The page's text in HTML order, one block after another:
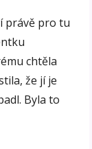
právě pro tu
chtěla
že jí je
Byla to